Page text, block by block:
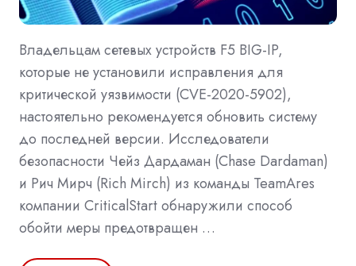
Владельцам сетевых устройств F5 BIG-IP,
которые не установили исправления для
критической уязвимости (CVE-2020-5902),
настоятельно рекомендуется обновить систему
до последней версии. Исследователи
безопасности Чейз Дардаман (Chase Dardaman)
и Рич Мирч (Rich Mirch) из команды TeamAres
компании CriticalStart обнаружили способ
обойти меры предотвращен …